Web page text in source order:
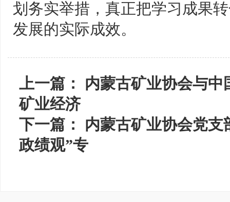
划务实举措，真正把学习成果
发展的实际成效。
上一篇： 内蒙古矿业协会与
矿业经济
下一篇： 内蒙古矿业协会党支
政绩观”专